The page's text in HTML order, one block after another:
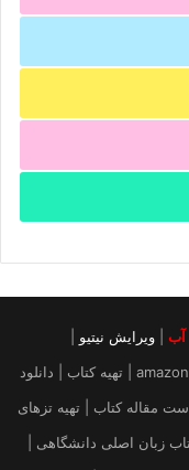
آب ویرایش نیتیو
دانلود مقاله | خرید کتاب آمازون | فروش کیندل amazon | تهیه کتاب | دانلود
مقاله کتاب | تهیه تزهای
زبان اصلی دانشگاهی |